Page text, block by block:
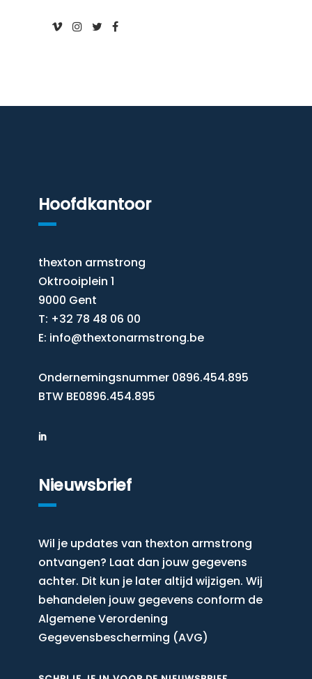
Hoofdkantoor
thexton armstrong
Oktrooiplein 1
9000 Gent
T: +32 78 48 06 00
E: info@thextonarmstrong.be
Ondernemingsnummer 0896.454.895
BTW BE0896.454.895
Nieuwsbrief
Wil je updates van thexton armstrong
ontvangen? Laat dan jouw gegevens
achter. Dit kun je later altijd wijzigen. Wij
behandelen jouw gegevens conform de
Algemene Verordening
Gegevensbescherming (AVG)